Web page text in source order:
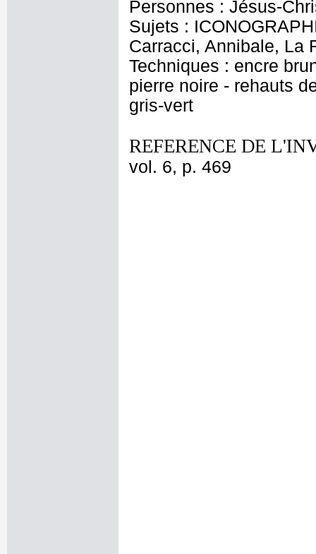
Personnes : Jésus-
Sujets :
Carracci, Annibale, La
Techniques : encre
pierre noire - rehauts
gris-vert
REFERENCE DE
vol. 6, p. 469